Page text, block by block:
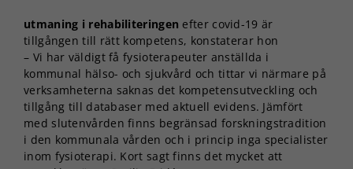
utmaning i rehabiliteringen efter covid-19 är
tillgången till rätt kompetens, konstaterar hon
– Vi har väldigt få fysioterapeuter anställda i
kommunal hälso- och sjukvård och tittar vi närmare på
verksamheterna saknas det kompetensutveckling och
tillgång till databaser med aktuell evidens. Jämfört
med slutenvården finns begränsad forskningstradition
i den kommunala vården och i princip inga specialister
inom fysioterapi. Kort sagt finns det mycket att